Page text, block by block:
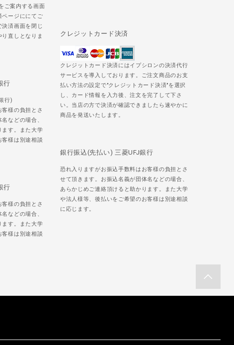
ご案内する画面
ページににてご
済画面を閉じ
直しとなりま
クレジットカード決済
クレジットカード決済にはイプシロンの決済代行
サービスを導入しております。ご注文商品のお支
払い方法の設定で"クレジットカード決済"を選択
し、カード情報を入力後、注文を完了して下さ
い。当店の方で決済が確認できましたら速やかに
商品を発送いたします。
行
行)
様の負担とさ
などの場合、
ます。また大学
様は別途相談
銀行振込(先払い) 三菱UFJ銀行
恐れ入りますがお振込手数料はお客様の負担とさ
せて頂きます。お振込名義が団体名などの場合、
あらかじめご連絡頂けると助かります。また大学
や法人様等、後払いをご希望のお客様は別途相談
に応じます。
行
様の負担とさ
などの場合、
ます。また大学
様は別途相談